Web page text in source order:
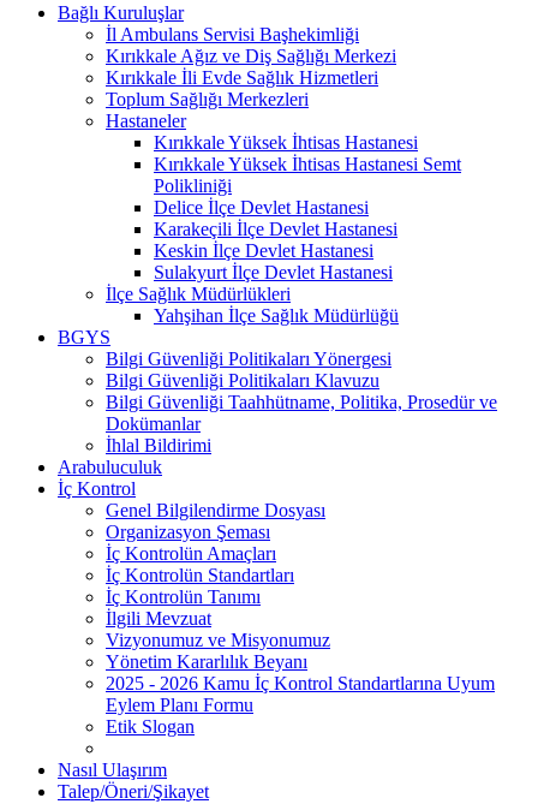
Bağlı Kuruluşlar
İl Ambulans Servisi Başhekimliği
Kırıkkale Ağız ve Diş Sağlığı Merkezi
Kırıkkale İli Evde Sağlık Hizmetleri
Toplum Sağlığı Merkezleri
Hastaneler
Kırıkkale Yüksek İhtisas Hastanesi
Kırıkkale Yüksek İhtisas Hastanesi Semt
Polikliniği
Delice İlçe Devlet Hastanesi
Karakeçili İlçe Devlet Hastanesi
Keskin İlçe Devlet Hastanesi
Sulakyurt İlçe Devlet Hastanesi
İlçe Sağlık Müdürlükleri
Yahşihan İlçe Sağlık Müdürlüğü
BGYS
Bilgi Güvenliği Politikaları Yönergesi
Bilgi Güvenliği Politikaları Klavuzu
Bilgi Güvenliği Taahhütname, Politika, Prosedür ve
Dokümanlar
İhlal Bildirimi
Arabuluculuk
İç Kontrol
Genel Bilgilendirme Dosyası
Organizasyon Şeması
İç Kontrolün Amaçları
İç Kontrolün Standartları
İç Kontrolün Tanımı
İlgili Mevzuat
Vizyonumuz ve Misyonumuz
Yönetim Kararlılık Beyanı
2025 - 2026 Kamu İç Kontrol Standartlarına Uyum
Eylem Planı Formu
Etik Slogan
Nasıl Ulaşırım
Talep/Öneri/Şikayet